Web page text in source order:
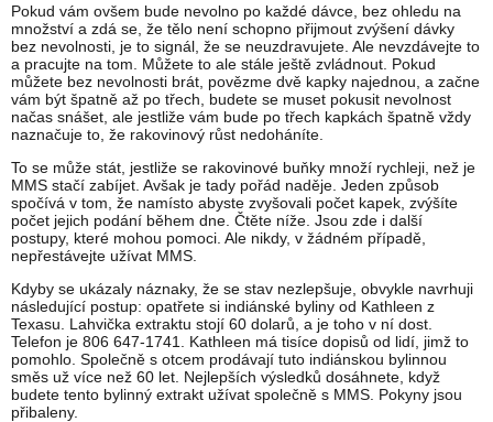
Pokud vám ovšem bude nevolno po každé dávce, bez ohledu na
množství a zdá se, že tělo není schopno přijmout zvýšení dávky
bez nevolnosti, je to signál, že se neuzdravujete. Ale nevzdávejte to
a pracujte na tom. Můžete to ale stále ještě zvládnout. Pokud
můžete bez nevolnosti brát, povězme dvě kapky najednou, a začne
vám být špatně až po třech, budete se muset pokusit nevolnost
načas snášet, ale jestliže vám bude po třech kapkách špatně vždy
naznačuje to, že rakovinový růst nedoháníte.
To se může stát, jestliže se rakovinové buňky množí rychleji, než je
MMS stačí zabíjet. Avšak je tady pořád naděje. Jeden způsob
spočívá v tom, že namísto abyste zvyšovali počet kapek, zvýšíte
počet jejich podání během dne. Čtěte níže. Jsou zde i další
postupy, které mohou pomoci. Ale nikdy, v žádném případě,
nepřestávejte užívat MMS.
Kdyby se ukázaly náznaky, že se stav nezlepšuje, obvykle navrhuji
následující postup: opatřete si indiánské byliny od Kathleen z
Texasu. Lahvička extraktu stojí 60 dolarů, a je toho v ní dost.
Telefon je 806 647-1741. Kathleen má tisíce dopisů od lidí, jimž to
pomohlo. Společně s otcem prodávají tuto indiánskou bylinnou
směs už více než 60 let. Nejlepších výsledků dosáhnete, když
budete tento bylinný extrakt užívat společně s MMS. Pokyny jsou
přibaleny.